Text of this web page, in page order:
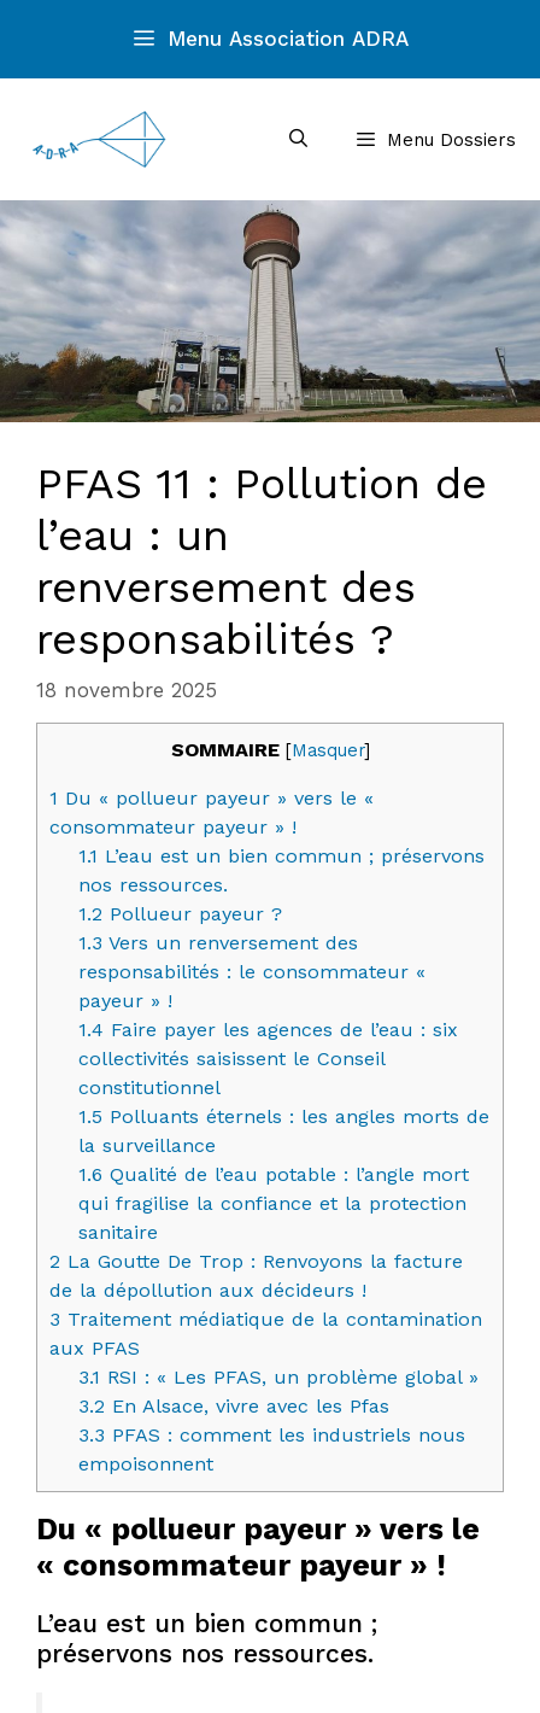
contenu
Menu Association ADRA
Menu Dossiers
PFAS 11 : Pollution de
l’eau : un
renversement des
responsabilités ?
18 novembre 2025
SOMMAIRE [Masquer]
1 Du « pollueur payeur » vers le «
consommateur payeur » !
1.1 L’eau est un bien commun ; préservons
nos ressources.
1.2 Pollueur payeur ?
1.3 Vers un renversement des
responsabilités : le consommateur «
payeur » !
1.4 Faire payer les agences de l’eau : six
collectivités saisissent le Conseil
constitutionnel
1.5 Polluants éternels : les angles morts de
la surveillance
1.6 Qualité de l’eau potable : l’angle mort
qui fragilise la confiance et la protection
sanitaire
2 La Goutte De Trop : Renvoyons la facture
de la dépollution aux décideurs !
3 Traitement médiatique de la contamination
aux PFAS
3.1 RSI : « Les PFAS, un problème global »
3.2 En Alsace, vivre avec les Pfas
3.3 PFAS : comment les industriels nous
empoisonnent
Du « pollueur payeur » vers le
« consommateur payeur » !
L’eau est un bien commun ;
préservons nos ressources.